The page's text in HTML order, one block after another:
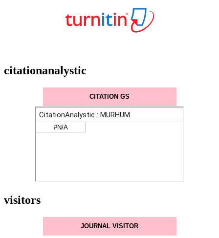
citationanalystic
CITATION GS
visitors
JOURNAL VISITOR